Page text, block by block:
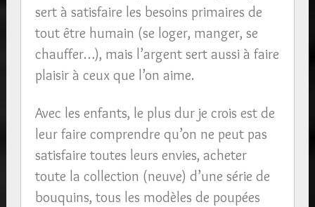
sert à satisfaire les besoins primaires de
tout être humain (se loger, manger, se
chauffer…), mais l’argent sert aussi à faire
plaisir à ceux que l’on aime.
Avec les enfants, le plus dur je crois est de
leur faire comprendre qu’on ne peut pas
satisfaire toutes leurs envies, acheter
toute la collection (neuve) d’une série de
bouquins, tous les modèles de poupées